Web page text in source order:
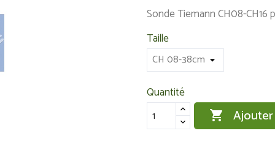
Sonde Tiemann CH08-CH16
Taille
Quantité
